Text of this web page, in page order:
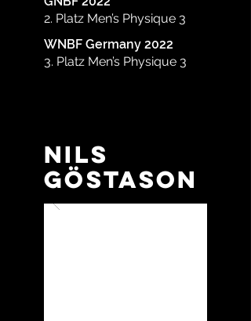
2. Platz Men’s Physique 3
WNBF Germany 2022
3. Platz Men’s Physique 3
Nils
Göstason